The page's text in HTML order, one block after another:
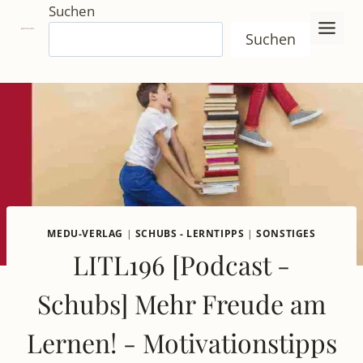
Inhalt
springen
Suchen
Suchen
MEDU-VERLAG | SCHUBS - LERNTIPPS |SONSTIGES
LITL196 [Podcast -
Schubs] Mehr Freude am
Lernen! - Motivationstipps